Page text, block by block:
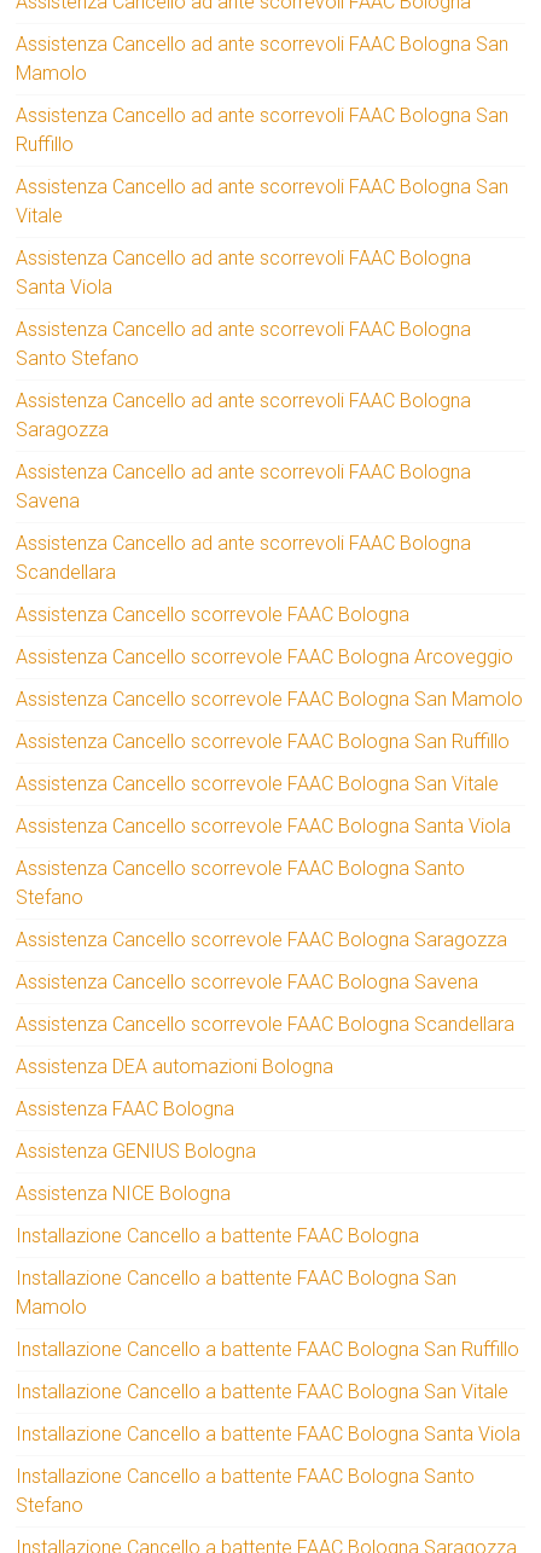
Assistenza Cancello ad ante scorrevoli FAAC Bologna San
Mamolo
Assistenza Cancello ad ante scorrevoli FAAC Bologna San
Ruffillo
Assistenza Cancello ad ante scorrevoli FAAC Bologna San
Vitale
Assistenza Cancello ad ante scorrevoli FAAC Bologna
Santa Viola
Assistenza Cancello ad ante scorrevoli FAAC Bologna
Santo Stefano
Assistenza Cancello ad ante scorrevoli FAAC Bologna
Saragozza
Assistenza Cancello ad ante scorrevoli FAAC Bologna
Savena
Assistenza Cancello ad ante scorrevoli FAAC Bologna
Scandellara
Assistenza Cancello scorrevole FAAC Bologna
Assistenza Cancello scorrevole FAAC Bologna Arcoveggio
Assistenza Cancello scorrevole FAAC Bologna San Mamolo
Assistenza Cancello scorrevole FAAC Bologna San Ruffillo
Assistenza Cancello scorrevole FAAC Bologna San Vitale
Assistenza Cancello scorrevole FAAC Bologna Santa Viola
Assistenza Cancello scorrevole FAAC Bologna Santo
Stefano
Assistenza Cancello scorrevole FAAC Bologna Saragozza
Assistenza Cancello scorrevole FAAC Bologna Savena
Assistenza Cancello scorrevole FAAC Bologna Scandellara
Assistenza DEA automazioni Bologna
Assistenza FAAC Bologna
Assistenza GENIUS Bologna
Assistenza NICE Bologna
Installazione Cancello a battente FAAC Bologna
Installazione Cancello a battente FAAC Bologna San
Mamolo
Installazione Cancello a battente FAAC Bologna San Ruffillo
Installazione Cancello a battente FAAC Bologna San Vitale
Installazione Cancello a battente FAAC Bologna Santa Viola
Installazione Cancello a battente FAAC Bologna Santo
Stefano
Installazione Cancello a battente FAAC Bologna Saragozza